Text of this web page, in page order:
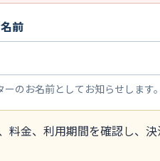
前
のお名前としてお知らせします。
料金、利用期間を確認し、